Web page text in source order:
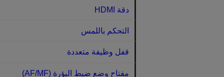
دقة HDMI
التحكم باللمس
قفل وظيفة متعددة
مفتاح وضع ضبط البؤرة (AF/MF)